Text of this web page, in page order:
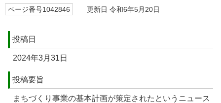
ページ番号1042846 更新日 令和6年5月20日
投稿日
2024年3月31日
投稿要旨
まちづくり事業の基本計画が策定されたというニュース